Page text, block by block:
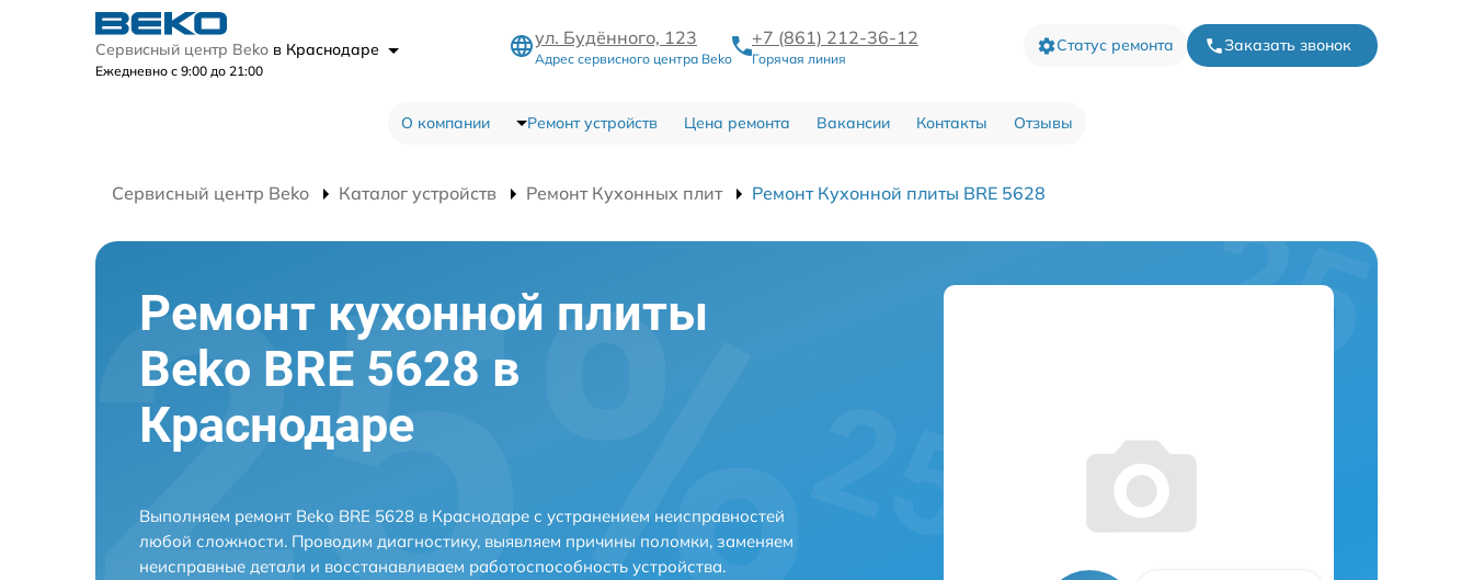
Сервисный центр Beko в Краснодаре
Ежедневно с 9:00 до 21:00
ул. Будённого, 123
Адрес сервисного центра Beko
+7 (861) 212-36-12
Горячая линия
Статус ремонта Заказать звонок
О компании Ремонт устройств Цена ремонта Вакансии Контакты Отзывы
Сервисный центр Beko Каталог устройств Ремонт Кухонных плит Ремонт Кухонной плиты BRE 5628
Ремонт кухонной плиты
Beko BRE 5628 в
Краснодаре
Выполняем ремонт Beko BRE 5628 в Краснодаре с устранением неисправностей
любой сложности. Проводим диагностику, выявляем причины поломки, заменяем
неисправные детали и восстанавливаем работоспособность устройства.